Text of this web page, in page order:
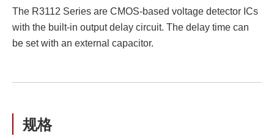
The R3112 Series are CMOS-based voltage detector ICs
with the built-in output delay circuit. The delay time can
be set with an external capacitor.
规格